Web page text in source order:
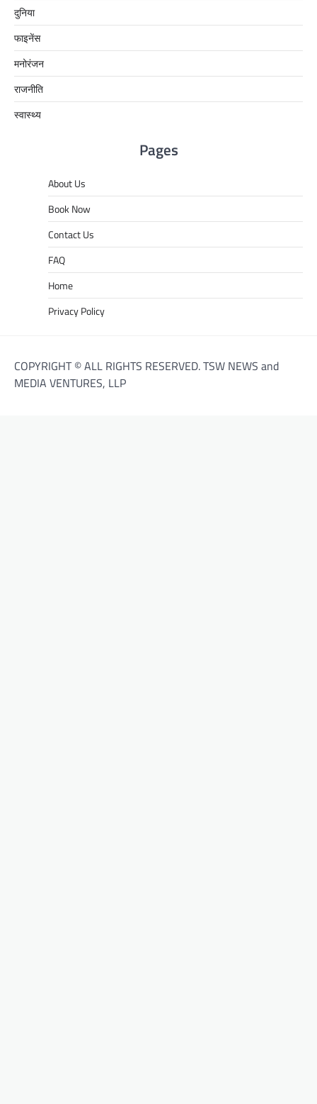
दुनिया
फाइनेंस
मनोरंजन
राजनीति
स्वास्थ्य
Pages
About Us
Book Now
Contact Us
FAQ
Home
Privacy Policy
COPYRIGHT © ALL RIGHTS RESERVED. TSW NEWS and
MEDIA VENTURES, LLP